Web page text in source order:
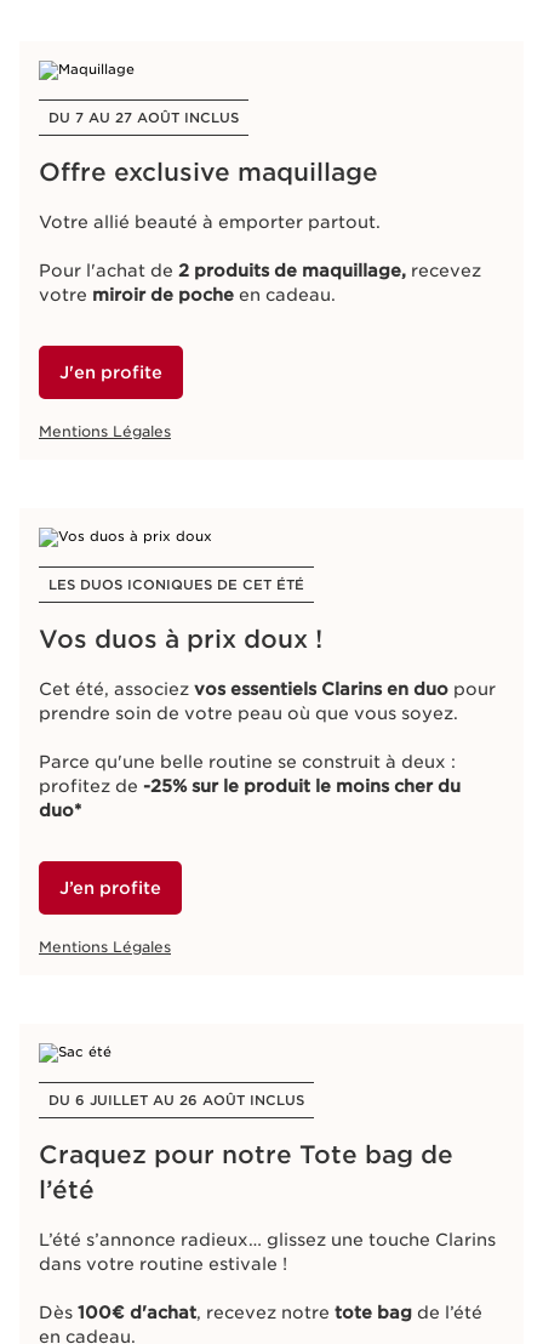
DU 7 AU 27 AOÛT INCLUS​
Offre exclusive maquillage​
Votre allié beauté à emporter partout.​
Pour l'achat de 2 produits de maquillage, recevez
votre miroir de poche en cadeau.​
J'en profite
Mentions Légales
LES DUOS ICONIQUES DE CET ÉTÉ
Vos duos à prix doux !
Cet été, associez vos essentiels Clarins en duo pour
prendre soin de votre peau où que vous soyez.
Parce qu'une belle routine se construit à deux :
profitez de -25% sur le produit le moins cher du
duo*
J’en profite
Mentions Légales
DU 6 JUILLET AU 26 AOÛT INCLUS
Craquez pour notre Tote bag de
l’été​
L’été s’annonce radieux… glissez une touche Clarins
dans votre routine estivale !​
Dès 100€ d'achat, recevez notre tote bag de l’été
en cadeau.